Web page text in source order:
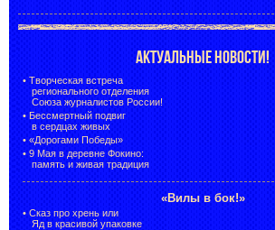
АКТУАЛЬНЫЕ НОВОСТИ!
• Творческая встреча
регионального отделения
Союза журналистов России!
• Бессмертный подвиг
в сердцах живых
• «Дорогами Победы»
• 9 Мая в деревне Фокино:
память и живая традиция
«Вилы в бок!»
• Сказ про хрень или
Яд в красивой упаковке